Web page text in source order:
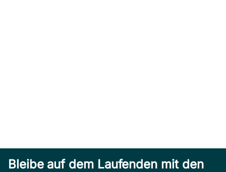
Bleibe auf dem Laufenden mit den